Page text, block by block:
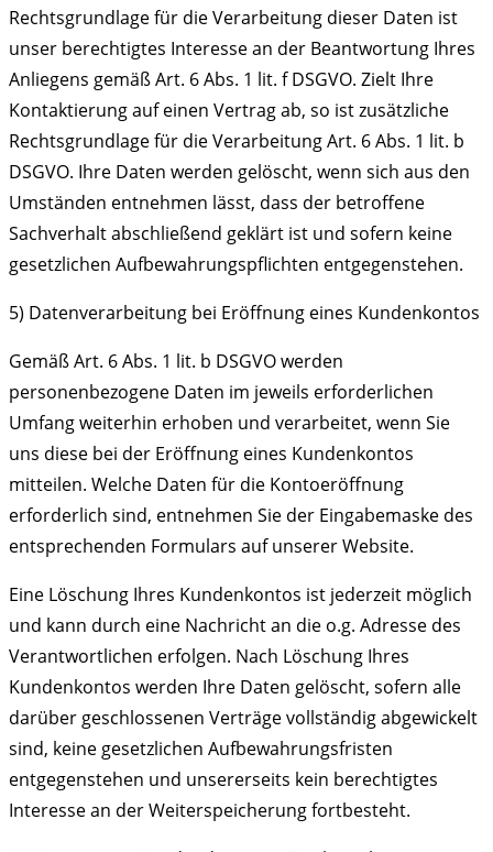
Rechtsgrundlage für die Verarbeitung dieser Daten ist
unser berechtigtes Interesse an der Beantwortung Ihres
Anliegens gemäß Art. 6 Abs. 1 lit. f DSGVO. Zielt Ihre
Kontaktierung auf einen Vertrag ab, so ist zusätzliche
Rechtsgrundlage für die Verarbeitung Art. 6 Abs. 1 lit. b
DSGVO. Ihre Daten werden gelöscht, wenn sich aus den
Umständen entnehmen lässt, dass der betroffene
Sachverhalt abschließend geklärt ist und sofern keine
gesetzlichen Aufbewahrungspflichten entgegenstehen.
5) Datenverarbeitung bei Eröffnung eines Kundenkontos
Gemäß Art. 6 Abs. 1 lit. b DSGVO werden
personenbezogene Daten im jeweils erforderlichen
Umfang weiterhin erhoben und verarbeitet, wenn Sie
uns diese bei der Eröffnung eines Kundenkontos
mitteilen. Welche Daten für die Kontoeröffnung
erforderlich sind, entnehmen Sie der Eingabemaske des
entsprechenden Formulars auf unserer Website.
Eine Löschung Ihres Kundenkontos ist jederzeit möglich
und kann durch eine Nachricht an die o.g. Adresse des
Verantwortlichen erfolgen. Nach Löschung Ihres
Kundenkontos werden Ihre Daten gelöscht, sofern alle
darüber geschlossenen Verträge vollständig abgewickelt
sind, keine gesetzlichen Aufbewahrungsfristen
entgegenstehen und unsererseits kein berechtigtes
Interesse an der Weiterspeicherung fortbesteht.